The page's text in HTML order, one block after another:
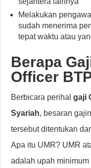
Melakukan
sudah menerima
tepat waktu atau
Berapa
Officer
Berbicara perihalgaji
Syariah, besaran
tersebut ditentukan
Apa itu UMR? UMR
adalah upah